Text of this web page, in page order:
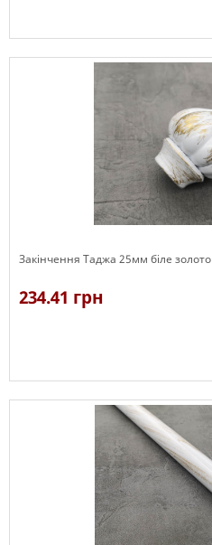
Закінчення Таджа 25мм біле золото
234.41 грн